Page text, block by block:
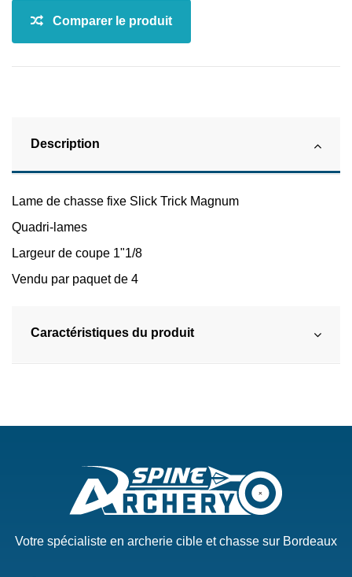
Description
Lame de chasse fixe Slick Trick Magnum
Quadri-lames
Largeur de coupe 1"1/8
Vendu par paquet de 4
Caractéristiques du produit
Votre spécialiste en archerie cible et chasse sur Bordeaux